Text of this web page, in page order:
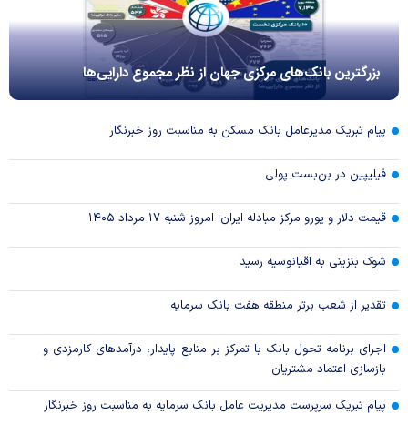
بزرگترین بانک‌های مرکزی جهان از نظر مجموع دارایی‌ها
پیام تبریک مدیرعامل بانک مسکن به مناسبت روز خبرنگار
فیلیپین در بن‌بست پولی
قیمت دلار و یورو مرکز مبادله ایران؛ امروز شنبه ۱۷ مرداد ۱۴۰۵
شوک بنزینی به اقیانوسیه رسید
تقدیر از شعب برتر منطقه هفت بانک سرمایه
اجرای برنامه تحول بانک با تمرکز بر منابع پایدار، درآمدهای کارمزدی و
بازسازی اعتماد مشتریان
پیام تبریک سرپرست مدیریت عامل بانک سرمایه به مناسبت روز خبرنگار